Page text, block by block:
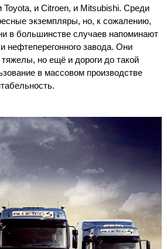
Toyota, и Citroen, и Mitsubishi. Среди
экземпляры, но, к сожалению,
в большинстве случаев напоминают
нефтеперегонного завода. Они
тяжелы, но ещё и дороги до такой
в массовом производстве